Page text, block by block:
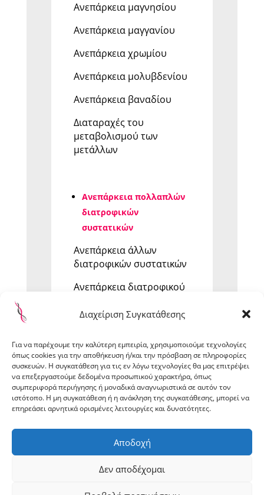
Διαχείριση Συγκατάθεσης
Για να παρέχουμε την καλύτερη εμπειρία, χρησιμοποιούμε τεχνολογίες
όπως cookies για την αποθήκευση ή/και την πρόσβαση σε πληροφορίες
συσκευών. Η συγκατάθεση για τις εν λόγω τεχνολογίες θα μας επιτρέψει
να επεξεργαστούμε δεδομένα προσωπικού χαρακτήρα, όπως
συμπεριφορά περιήγησης ή μοναδικά αναγνωριστικά σε αυτόν τον
ιστότοπο. Η μη συγκατάθεση ή η ανάκληση της συγκατάθεσης, μπορεί να
επηρεάσει αρνητικά ορισμένες λειτουργίες και δυνατότητες.
Αποδοχή
Δεν αποδέχομαι
Ανεπάρκεια μαγνησίου
Ανεπάρκεια μαγγανίου
Ανεπάρκεια χρωμίου
Ανεπάρκεια μολυβδενίου
Ανεπάρκεια βαναδίου
Διαταραχές του
μεταβολισμού των
μετάλλων
Ανεπάρκεια πολλαπλών
διατροφικών
συστατικών
Ανεπάρκεια άλλων
διατροφικών συστατικών
Ανεπάρκεια διατροφικού
καθορισμένη
Ανεπάρκεια των βασικών
λιπαρών οξέων
Μη ισολογισμένη
πρόσληψη συστατικών